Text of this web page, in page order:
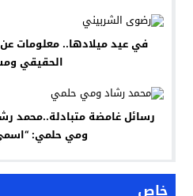
في عيد ميلادها.. معلومات
الحقيقي
رسائل غامضة متبادلة..محمد
ومي حلمي:
خاص